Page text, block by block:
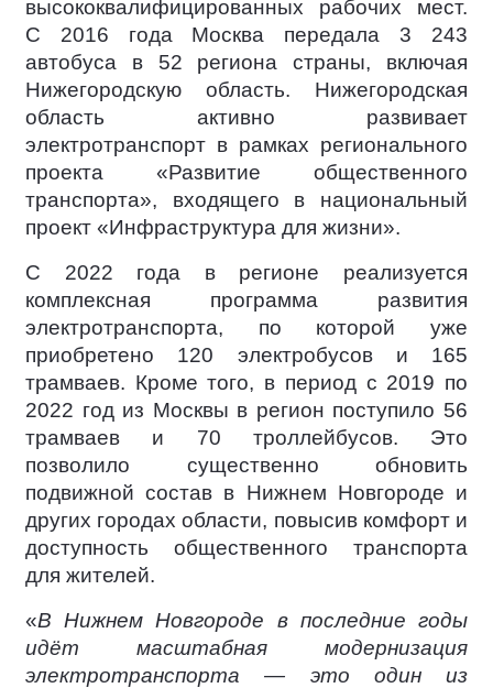
высококвалифицированных рабочих мест.
С 2016 года Москва передала 3 243
автобуса в 52 региона страны, включая
Нижегородскую область. Нижегородская
область активно развивает
электротранспорт в рамках регионального
проекта «Развитие общественного
транспорта», входящего в национальный
проект «Инфраструктура для жизни».
С 2022 года в регионе реализуется
комплексная программа развития
электротранспорта, по которой уже
приобретено 120 электробусов и 165
трамваев. Кроме того, в период с 2019 по
2022 год из Москвы в регион поступило 56
трамваев и 70 троллейбусов. Это
позволило существенно обновить
подвижной состав в Нижнем Новгороде и
других городах области, повысив комфорт и
доступность общественного транспорта
для жителей.
«В Нижнем Новгороде в последние годы
идёт масштабная модернизация
электротранспорта — это один из